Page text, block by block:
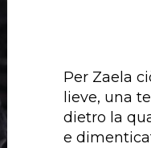
Per Zaela
lieve, una
dietro la
e